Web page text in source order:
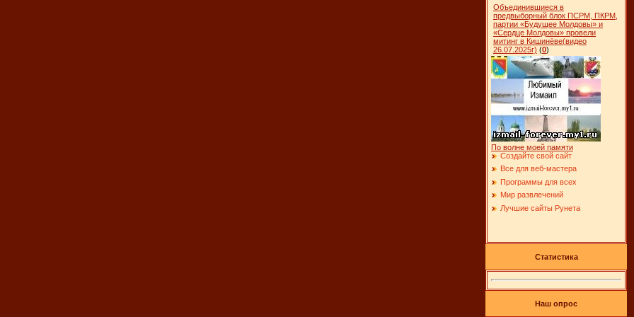
Объединившиеся в
предвыборный блок ПСРМ, ПКРМ,
партии «Будущее Молдовы» и
«Сердце Молдовы» провели
митинг в Кишинёве(видео
26.07.2025г) (0)
По волне моей памяти
Создайте свой сайт
Все для веб-мастера
Программы для всех
Мир развлечений
Лучшие сайты Рунета
Статистика
Наш опрос